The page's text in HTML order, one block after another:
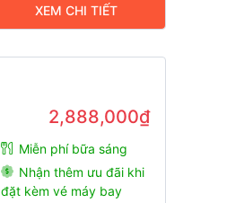
XEM CHI TIẾT
2,888,000₫
Miễn phí bữa sáng
Nhận thêm ưu đãi khi
đặt kèm vé máy bay